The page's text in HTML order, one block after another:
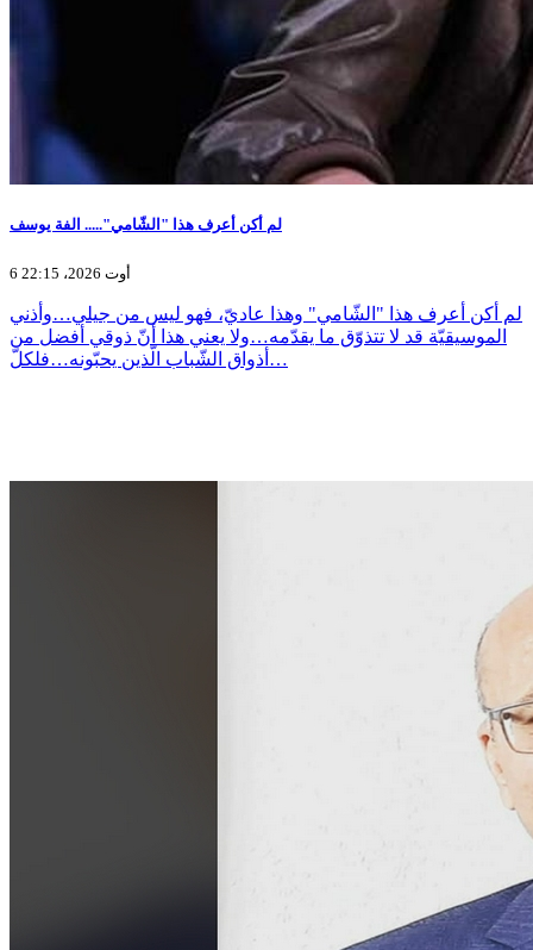
لم أكن أعرف هذا "الشّامي"..... الفة يوسف
6 أوت 2026، 22:15
لم أكن أعرف هذا "الشّامي" وهذا عاديّ، فهو ليس من جيلي…وأذني
الموسيقيّة قد لا تتذوّق ما يقدّمه…ولا يعني هذا أنّ ذوقي أفضل من
أذواق الشّباب الّذين يحبّونه…فلكلّ…